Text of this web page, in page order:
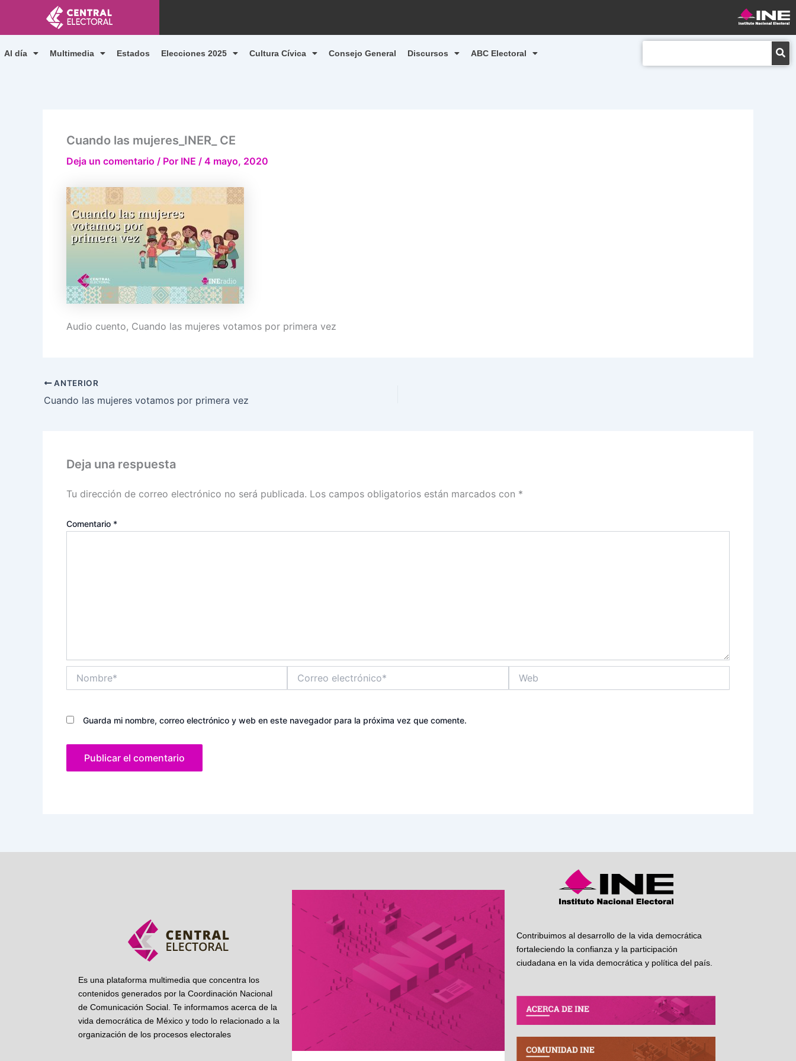
contenido
Al día Multimedia Estados Elecciones 2025 Cultura Cívica Consejo General Discursos ABC Electoral
Cuando las mujeres_INER_ CE
Deja un comentario / Por INE / 4 mayo, 2020
Audio cuento, Cuando las mujeres votamos por primera vez
ANTERIOR
Cuando las mujeres votamos por primera vez
Deja una respuesta
Tu dirección de correo electrónico no será publicada. Los campos obligatorios están marcados con *
Comentario *
electrónico*
Guarda mi nombre, correo electrónico y web en este navegador para la próxima vez que comente.
Es una plataforma multimedia que concentra los
contenidos generados por la Coordinación Nacional
de Comunicación Social. Te informamos acerca de la
vida democrática de México y todo lo relacionado a la
organización de los procesos electorales
Contribuimos al desarrollo de la vida democrática
fortaleciendo la confianza y la participación
ciudadana en la vida democrática y política del país.